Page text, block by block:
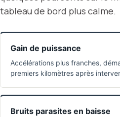
tableau de bord plus calme.
Gain de puissance
Accélérations plus franches,
premiers kilomètres après
Bruits parasites en baisse